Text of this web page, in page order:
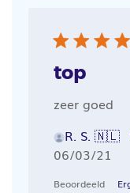
top
zeer goed
R. S. 🇳🇱
06/03/21
Beoordeeld